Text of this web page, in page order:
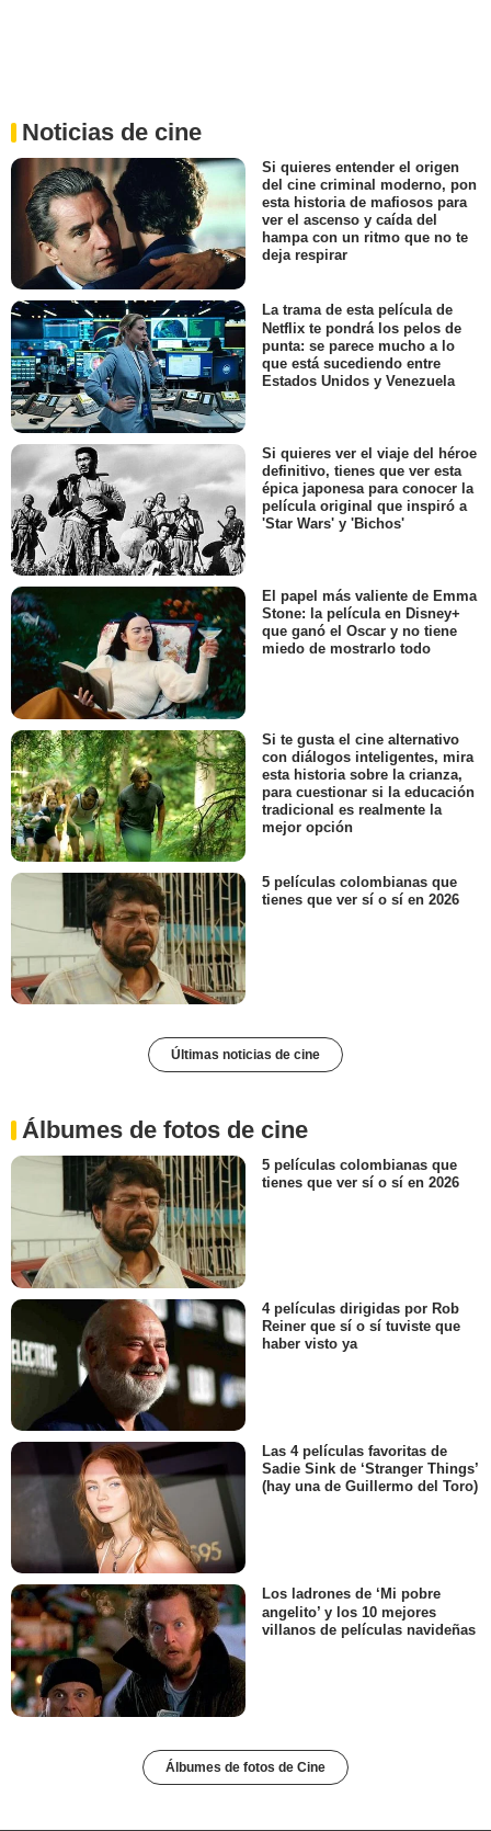
Noticias de cine
Si quieres entender el origen
del cine criminal moderno, pon
esta historia de mafiosos para
ver el ascenso y caída del
hampa con un ritmo que no te
deja respirar
La trama de esta película de
Netflix te pondrá los pelos de
punta: se parece mucho a lo
que está sucediendo entre
Estados Unidos y Venezuela
Si quieres ver el viaje del héroe
definitivo, tienes que ver esta
épica japonesa para conocer la
película original que inspiró a
'Star Wars' y 'Bichos'
El papel más valiente de Emma
Stone: la película en Disney+
que ganó el Oscar y no tiene
miedo de mostrarlo todo
Si te gusta el cine alternativo
con diálogos inteligentes, mira
esta historia sobre la crianza,
para cuestionar si la educación
tradicional es realmente la
mejor opción
5 películas colombianas que
tienes que ver sí o sí en 2026
Últimas noticias de cine
Álbumes de fotos de cine
5 películas colombianas que
tienes que ver sí o sí en 2026
4 películas dirigidas por Rob
Reiner que sí o sí tuviste que
haber visto ya
Las 4 películas favoritas de
Sadie Sink de ‘Stranger Things’
(hay una de Guillermo del Toro)
Los ladrones de ‘Mi pobre
angelito’ y los 10 mejores
villanos de películas navideñas
Álbumes de fotos de Cine